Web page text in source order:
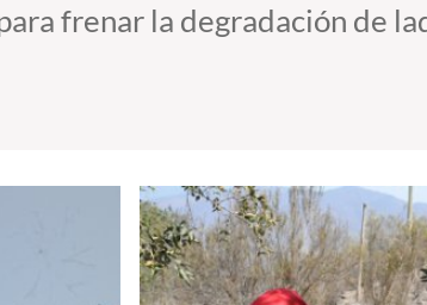
frenar la degradación de